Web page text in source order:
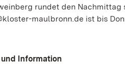
rundet den Nachmittag
maulbronn.de ist bis
Information